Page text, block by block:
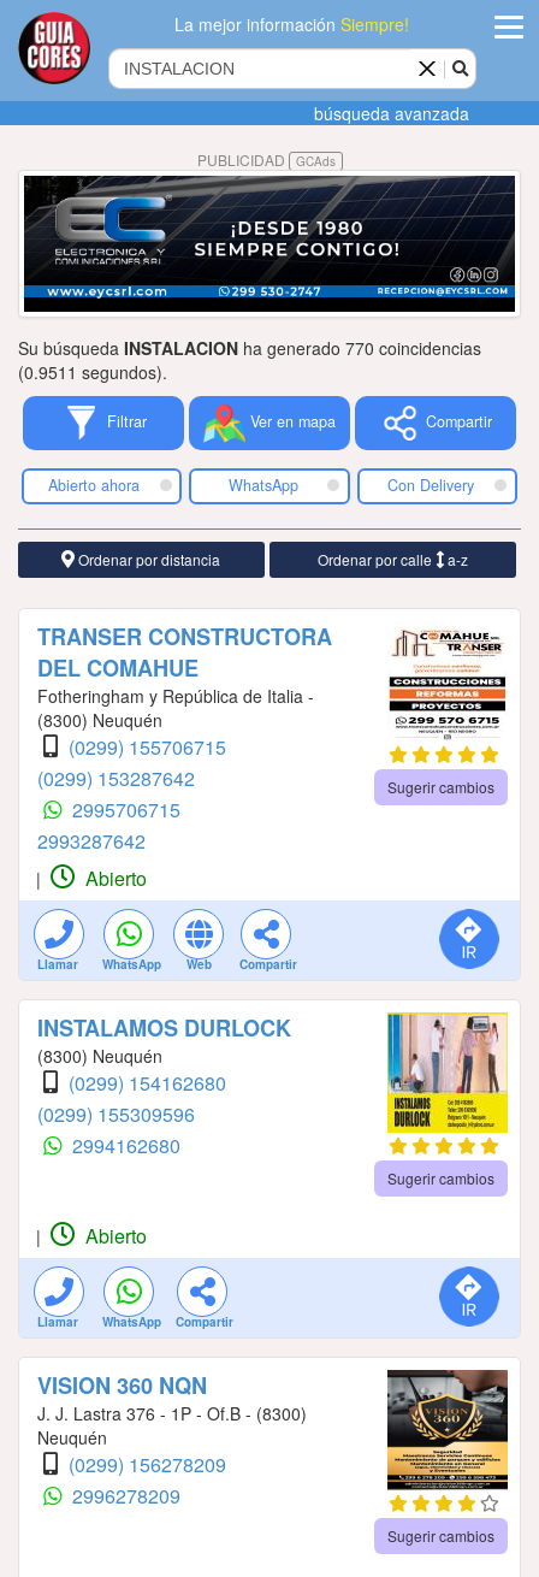
La mejor informaciónSiempre!
Agregar
empresa
Actualizar
datos
Publicidad
Tiendacores
Contactenos
búsqueda avanzada
PUBLICIDAD GCAds
Su búsqueda INSTALACION ha generado 770 coincidencias
(0.9511 segundos).
Filtrar Ver en mapa Compartir
Abierto ahora WhatsApp Con Delivery
Ordenar por distancia Ordenar por calle a-z
TRANSER CONSTRUCTORA
DEL COMAHUE
Fotheringham y República de Italia -
(8300) Neuquén
(0299) 155706715
(0299) 153287642
2995706715
2993287642
Sugerir cambios
| Abierto
Llamar WhatsApp Web Compartir
INSTALAMOS DURLOCK
(8300) Neuquén
(0299) 154162680
(0299) 155309596
2994162680
Sugerir cambios
| Abierto
Llamar WhatsApp Compartir
VISION 360 NQN
J. J. Lastra 376 - 1P - Of.B - (8300)
Neuquén
(0299) 156278209
2996278209
Sugerir cambios